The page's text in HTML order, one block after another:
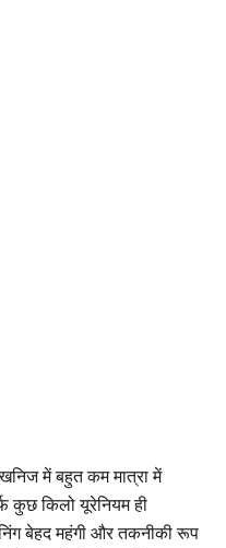
में बहुत कम मात्रा में
कुछ किलो यूरेनियम ही
बेहद महंगी और तकनीकी रूप